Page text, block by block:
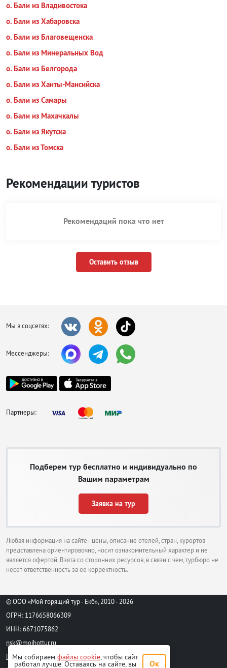
о. Бали из Владивостока
о. Бали из Хабаровска
о. Бали из Благовещенска
о. Бали из Минеральных Вод
о. Бали из Белгорода
о. Бали из Ханты-Мансийска
о. Бали из Самары
о. Бали из Махачкалы
о. Бали из Якутска
о. Бали из Томска
Рекомендации туристов
Рекомендаций пока что нет
Оставить отзыв
Мы в соцсетях:
Мессенджеры:
Партнеры:
Подберем тур бесплатно и индивидуально по
Вашим параметрам
Заявка на тур
Любая информация на сайте - цены, описание отелей, стран, курортов
представлена ориентировочно, носит ознакомительный характер и не
является офертой. Взята со сторонних ресурсов, в связи с чем, турбюро не
несет ответственность за ее корректность.
© ООО «Мой горящий тур - Екб», 2010 - 2026
ОГРН: 1176658066309
ИНН: 6671075862
nsk@moihottur.ru
Пользовательское соглашение
Мы собираем файлы cookie, чтобы сайт
работал лучше. Оставаясь на сайте, вы Ок